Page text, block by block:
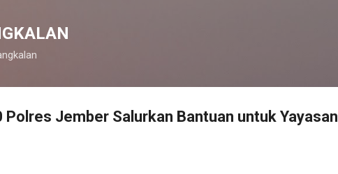
Polres Jember Salurkan Bantuan untuk Yayasan